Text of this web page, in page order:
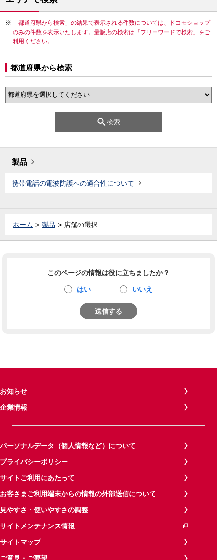
「都道府県から検索」の結果で表示される件数については、ドコモショップ
のみの件数を表示いたします。量販店の検索は「フリーワードで検索」をご
利用ください。
都道府県から検索
検索
製品
携帯電話の電波防護への適合性について
ホーム 製品 店舗の選択
このページの情報は役に立ちましたか？
はい いいえ
送信する
お知らせ
企業情報
パーソナルデータ（個人情報など）について
プライバシーポリシー
サイトご利用にあたって
お客さまご利用端末からの情報の外部送信について
見やすさ・使いやすさの調整
サイトメンテナンス情報
サイトマップ
ご意見・ご要望